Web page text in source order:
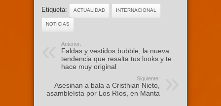
Etiqueta: ACTUALIDAD INTERNACIONAL
NOTICIAS
Anterior:
Faldas y vestidos bubble, la nueva
tendencia que resalta tus looks y te
hace muy original
Siguiente:
Asesinan a bala a Cristhian Nieto,
asambleísta por Los Ríos, en Manta